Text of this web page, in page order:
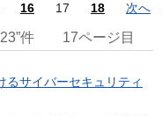
16 17 18 次へ
件 17ページ目
るサイバーセキュリティ